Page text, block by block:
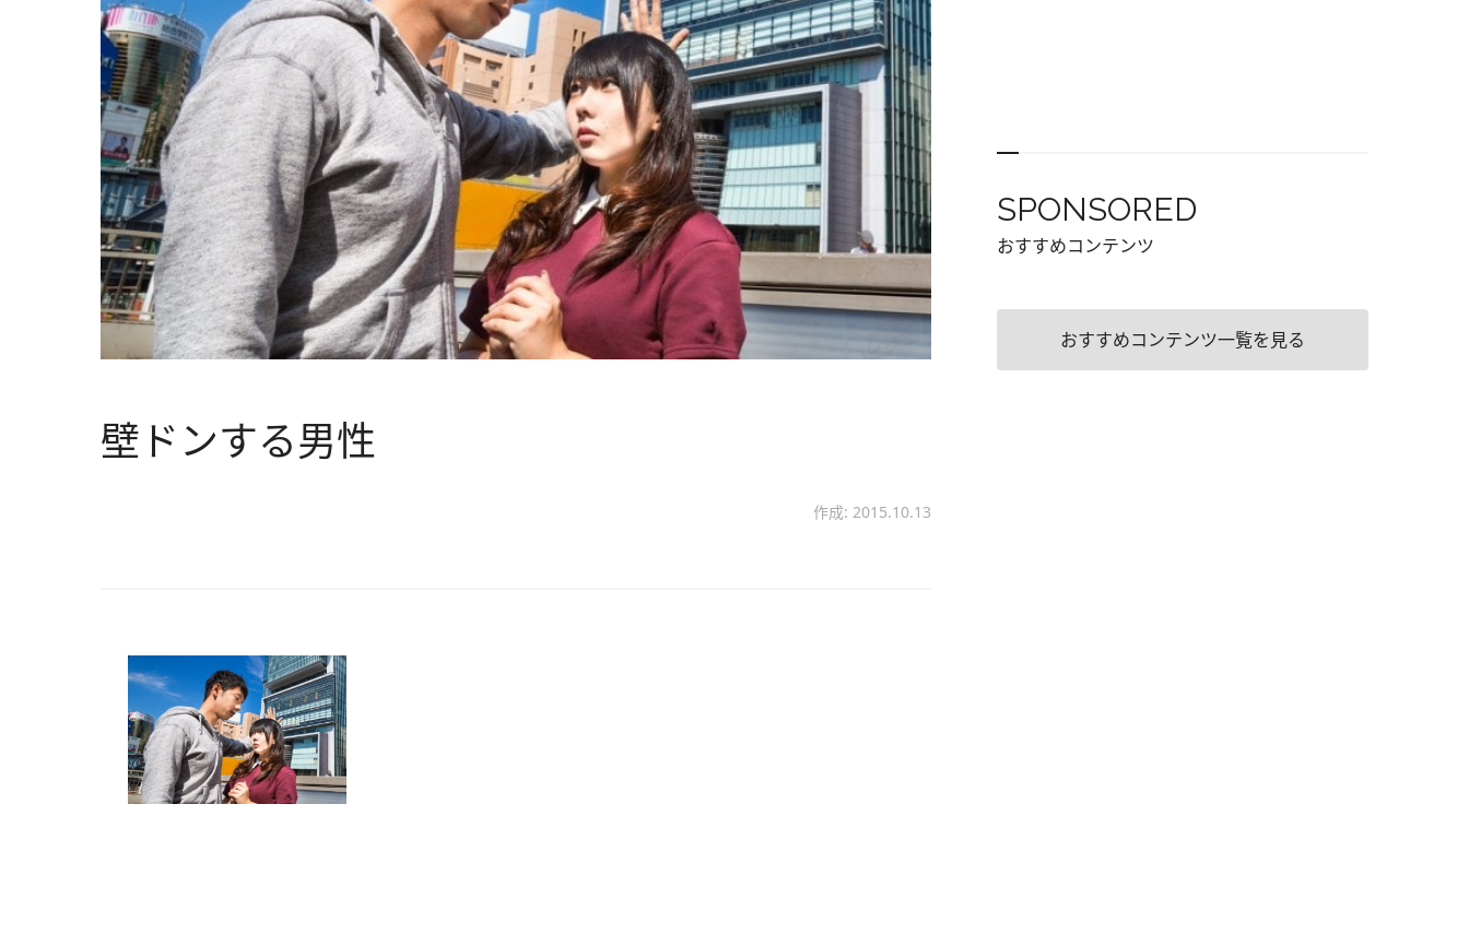
壁ドンする男性
作成: 2015.10.13
SPONSORED
おすすめコンテンツ
おすすめコンテンツ一覧を見る